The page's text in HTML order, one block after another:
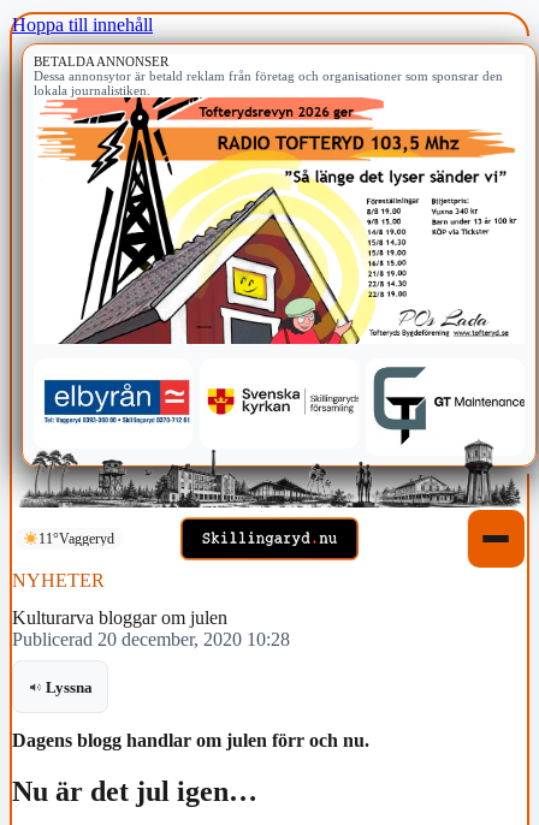
Hoppa till innehåll
BETALDA ANNONSER
Dessa annonsytor är betald reklam från företag och organisationer som sponsrar den
lokala journalistiken.
11°Vaggeryd
NYHETER
Kulturarva bloggar om julen
Publicerad 20 december, 2020 10:28
Lyssna
Dagens blogg handlar om julen förr och nu.
Nu är det jul igen…